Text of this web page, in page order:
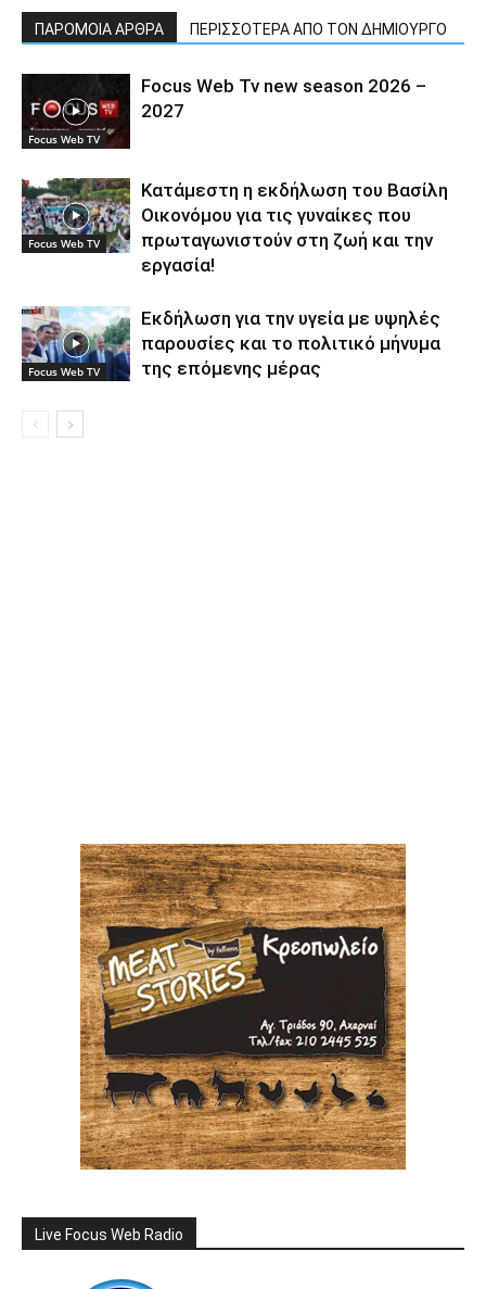
ΠΑΡΟΜΟΙΑ ΑΡΘΡΑ ΠΕΡΙΣΣΟΤΕΡΑ ΑΠΟ ΤΟΝ ΔΗΜΙΟΥΡΓΟ
Focus Web TV
Focus Web Tv new season 2026 –
2027
Focus Web TV
Κατάμεστη η εκδήλωση του Βασίλη
Οικονόμου για τις γυναίκες που
πρωταγωνιστούν στη ζωή και την
εργασία!
Focus Web TV
Εκδήλωση για την υγεία με υψηλές
παρουσίες και το πολιτικό μήνυμα
της επόμενης μέρας
Live Focus Web Radio